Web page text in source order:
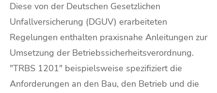
Diese von der Deutschen Gesetzlichen
Unfallversicherung (DGUV) erarbeiteten
Regelungen enthalten praxisnahe Anleitungen zur
Umsetzung der Betriebssicherheitsverordnung.
"TRBS 1201" beispielsweise spezifiziert die
Anforderungen an den Bau, den Betrieb und die